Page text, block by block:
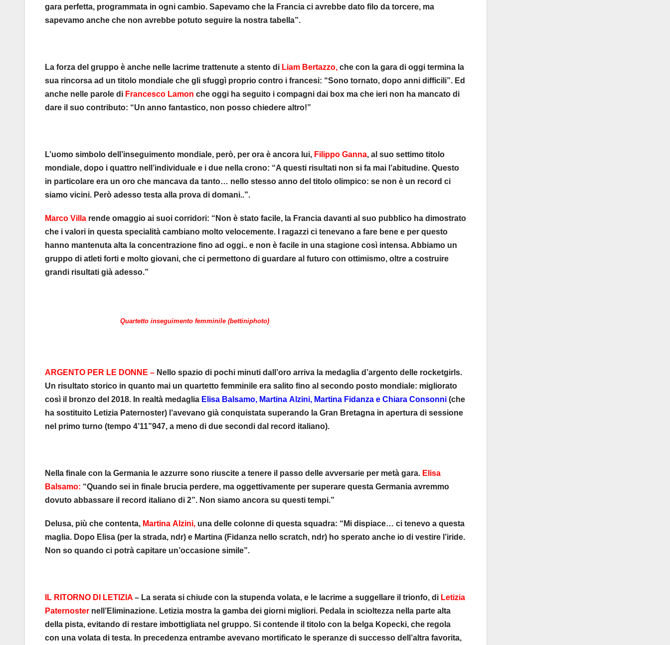
gara perfetta, programmata in ogni cambio. Sapevamo che la Francia ci avrebbe dato filo da torcere, ma
sapevamo anche che non avrebbe potuto seguire la nostra tabella”.
La forza del gruppo è anche nelle lacrime trattenute a stento di Liam Bertazzo, che con la gara di oggi termina la
sua rincorsa ad un titolo mondiale che gli sfuggì proprio contro i francesi: “Sono tornato, dopo anni difficili”. Ed
anche nelle parole di Francesco Lamon che oggi ha seguito i compagni dai box ma che ieri non ha mancato di
dare il suo contributo: “Un anno fantastico, non posso chiedere altro!”
L’uomo simbolo dell’inseguimento mondiale, però, per ora è ancora lui, Filippo Ganna, al suo settimo titolo
mondiale, dopo i quattro nell’individuale e i due nella crono: “A questi risultati non si fa mai l’abitudine. Questo
in particolare era un oro che mancava da tanto… nello stesso anno del titolo olimpico: se non è un record ci
siamo vicini. Però adesso testa alla prova di domani..”.
Marco Villa rende omaggio ai suoi corridori: “Non è stato facile, la Francia davanti al suo pubblico ha dimostrato
che i valori in questa specialità cambiano molto velocemente. I ragazzi ci tenevano a fare bene e per questo
hanno mantenuta alta la concentrazione fino ad oggi.. e non è facile in una stagione così intensa. Abbiamo un
gruppo di atleti forti e molto giovani, che ci permettono di guardare al futuro con ottimismo, oltre a costruire
grandi risultati già adesso.”
Quartetto inseguimento femminile (bettiniphoto)
ARGENTO PER LE DONNE – Nello spazio di pochi minuti dall’oro arriva la medaglia d’argento delle rocketgirls.
Un risultato storico in quanto mai un quartetto femminile era salito fino al secondo posto mondiale: migliorato
così il bronzo del 2018. In realtà medaglia Elisa Balsamo, Martina Alzini, Martina Fidanza e Chiara Consonni (che
ha sostituito Letizia Paternoster) l’avevano già conquistata superando la Gran Bretagna in apertura di sessione
nel primo turno (tempo 4’11”947, a meno di due secondi dal record italiano).
Nella finale con la Germania le azzurre sono riuscite a tenere il passo delle avversarie per metà gara. Elisa
Balsamo: “Quando sei in finale brucia perdere, ma oggettivamente per superare questa Germania avremmo
dovuto abbassare il record italiano di 2”. Non siamo ancora su questi tempi.”
Delusa, più che contenta, Martina Alzini, una delle colonne di questa squadra: “Mi dispiace… ci tenevo a questa
maglia. Dopo Elisa (per la strada, ndr) e Martina (Fidanza nello scratch, ndr) ho sperato anche io di vestire l’iride.
Non so quando ci potrà capitare un’occasione simile”.
IL RITORNO DI LETIZIA – La serata si chiude con la stupenda volata, e le lacrime a suggellare il trionfo, di Letizia
Paternoster nell’Eliminazione. Letizia mostra la gamba dei giorni migliori. Pedala in scioltezza nella parte alta
della pista, evitando di restare imbottigliata nel gruppo. Si contende il titolo con la belga Kopecki, che regola
con una volata di testa. In precedenza entrambe avevano mortificato le speranze di successo dell’altra favorita,